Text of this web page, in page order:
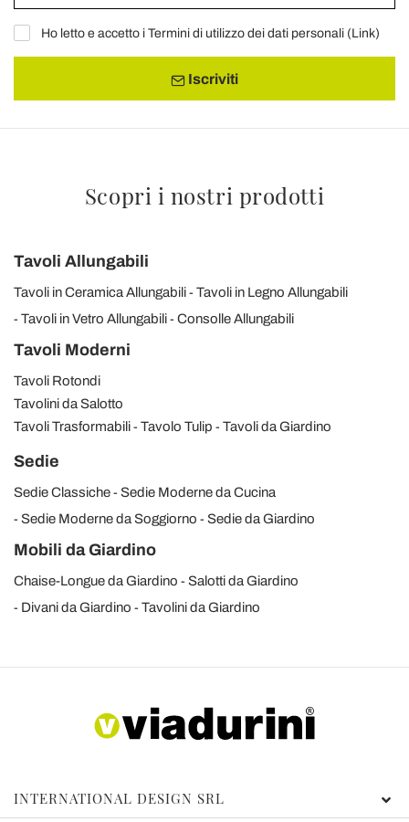
Ho letto e accetto i Termini di utilizzo dei dati personali (Link)
Iscriviti
Scopri i nostri prodotti
Tavoli Allungabili
Tavoli in Ceramica Allungabili
Tavoli in Legno Allungabili
Tavoli in Vetro Allungabili
Consolle Allungabili
Tavoli Moderni
Tavoli Rotondi
Tavolini da Salotto
Tavoli Trasformabili
Tavolo Tulip Tavoli da Giardino
Sedie
Sedie Classiche
Sedie Moderne da Cucina
Sedie Moderne da Soggiorno
Sedie da Giardino
Mobili da Giardino
Chaise-Longue da Giardino
Salotti da Giardino
Divani da Giardino
Tavolini da Giardino
INTERNATIONAL DESIGN SRL